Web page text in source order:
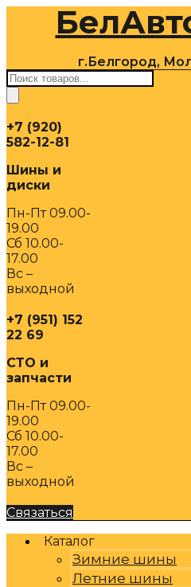
содержимому
г.Белгород,
Поиск
товаров
+7 (920)
582-12-81
Шины и
диски
Пн-Пт 09.00-
19.00
Сб 10.00-
17.00
Вс –
выходной
+7 (951) 152
22 69
СТО и
запчасти
Пн-Пт 09.00-
19.00
Сб 10.00-
17.00
Вс –
выходной
Связаться
Каталог
Зимние шины
Летние шины